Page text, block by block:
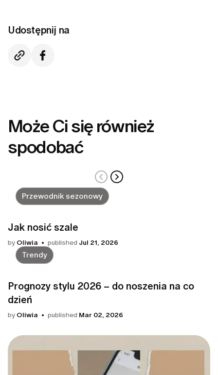
Udostępnij na
Może Ci się również
spodobać
Przewodnik sezonowy
Jak nosić szale
by Oliwia published Jul 21, 2026
Trendy
Prognozy stylu 2026 – do noszenia na co
dzień
by Oliwia published Mar 02, 2026